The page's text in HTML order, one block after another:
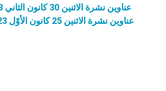
عناوين نشرة الاثنين 30 كانون الثاني 2023: لا للهدر والإقصاء
عناوين نشرة الاثنين 25 كانون الأوّل 2023: وُلد المسيح هللويا